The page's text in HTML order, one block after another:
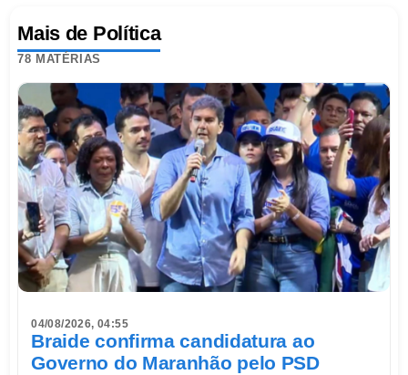
Mais de Política
78 MATÉRIAS
04/08/2026, 04:55
Braide confirma candidatura ao
Governo do Maranhão pelo PSD